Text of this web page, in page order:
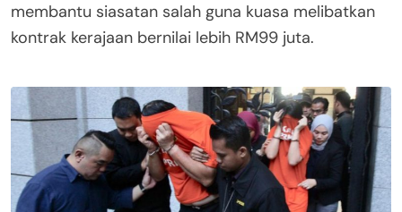
membantu siasatan salah guna kuasa melibatkan
kontrak kerajaan bernilai lebih RM99 juta.